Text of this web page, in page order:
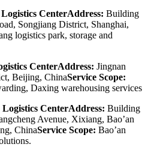
CenterAddress: Building
Songjiang District, Shanghai,
logistics park, storage and
CenterAddress: Jingnan
Beijing, ChinaService Scope:
Daxing warehousing services
Logistics CenterAddress: Building
Avenue, Xixiang, Bao’an
ChinaService Scope: Bao’an